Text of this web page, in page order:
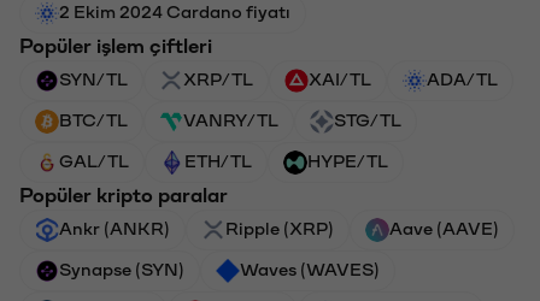
2 Ekim 2024 Cardano fiyatı
Popüler işlem çiftleri
SYN/TL XRP/TL XAI/TL ADA/TL
BTC/TL VANRY/TL STG/TL
GAL/TL ETH/TL HYPE/TL
Popüler kripto paralar
Ankr (ANKR) Ripple (XRP) Aave (AAVE)
Synapse (SYN) Waves (WAVES)